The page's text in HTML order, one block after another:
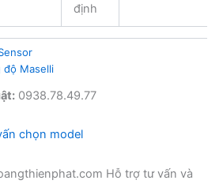
định
độ Maselli
0938.78.49.77
chọn model
Hỗ trợ tư vấn và